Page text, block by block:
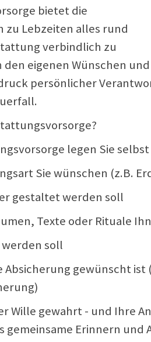
bietet die
zu Lebzeiten alles rund
verbindlich zu
den eigenen Wünschen
persönlicher
legen Sie
Sie wünschen (z.B.
gestaltet werden soll
Texte oder Rituale
soll
Absicherung gewünscht
Wille gewahrt - und Ihre
gemeinsame Erinnern und